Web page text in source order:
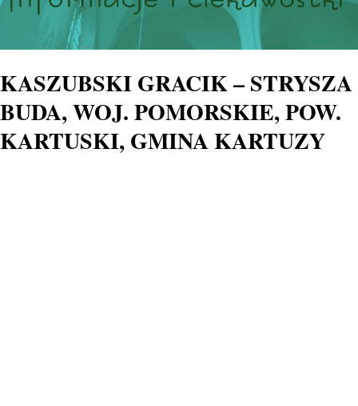
KASZUBSKI GRACIK – STRYSZA
BUDA, WOJ. POMORSKIE, POW.
KARTUSKI, GMINA KARTUZY